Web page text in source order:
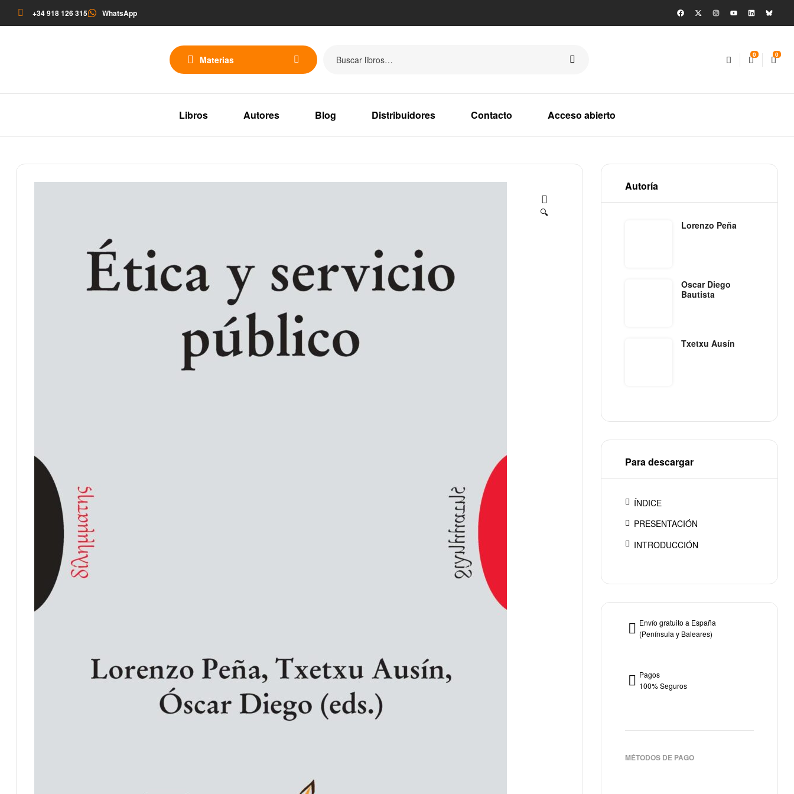
+34 918 126 315 WhatsApp
Materias 0 0
Libros Autores Blog Distribuidores Contacto Acceso abierto
🔍
Autoría
Lorenzo Peña
Oscar Diego
Bautista
Txetxu Ausín
Para descargar
ÍNDICE
PRESENTACIÓN
INTRODUCCIÓN
Envío gratuito a España
(Península y Baleares)
Pagos
100% Seguros
MÉTODOS DE PAGO